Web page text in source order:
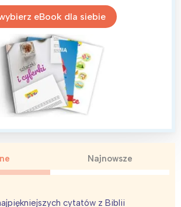
eBook dla siebie
Najnowsze
cytatów z Biblii